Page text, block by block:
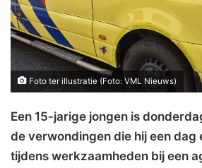
Foto ter illustratie (Foto: VML Nieuws)
Een 15-jarige jongen is
de verwondingen die hij een dag
tijdens werkzaamheden bij een